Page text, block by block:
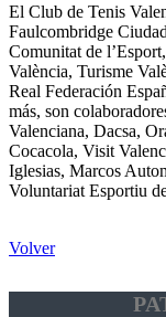
El Club de Tenis
Faulcombridge
Comunitat de
València, Turisme
Real Federación
más, son
Valenciana, Dacsa,
Cocacola, Visit
Iglesias, Marcos
Voluntariat Esportiu
Volver